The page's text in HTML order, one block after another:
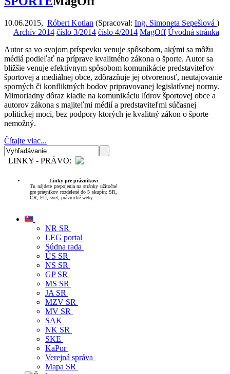
10.06.2015, Róbert Kotian (Spracoval: Ing. Simoneta Sepešiová )
| Archív 2014 číslo 3/2014 číslo 4/2014 MagOff Úvodná stránka
Autor sa vo svojom príspevku venuje spôsobom, akými sa môžu
médiá podieľať na príprave kvalitného zákona o športe. Autor sa
bližšie venuje efektívnym spôsobom komunikácie predstaviteľov
športovej a mediálnej obce, zdôrazňuje jej otvorenosť, neutajovanie
sporných či konfliktných bodov pripravovanej legislatívnej normy.
Mimoriadny dôraz kladie na komunikáciu lídrov športovej obce a
autorov zákona s majiteľmi médií a predstaviteľmi súčasnej
politickej moci, bez podpory ktorých je kvalitný zákon o športe
nemožný.
Čítajte viac...
LINKY - PRÁVO:
Linky pre právnikov:
Tu nájdete prepojenia na stránky užitočné
pre právnikov rozdelené do 5 skupín: SR,
ČR, EÚ, svet, právnické weby.
NR SR
LEG portal
Súdna rada
ÚS SR
NS SR
GP SR
MS SR
JA SR
MZV SR
MV SR
SAK
NK SR
SKE
KaPor
Verejná správa
Mapa SR